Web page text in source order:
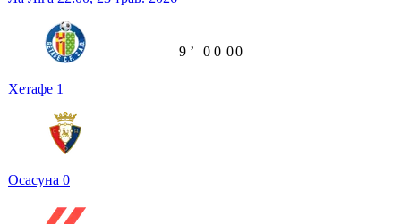
Хетафе 1
Осасуна 0
9 ʼ 0 0 00